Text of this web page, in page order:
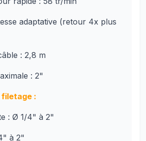
adaptative (retour 4x plus
: 2,8 m
: 2"
:
: Ø 1/4" à 2"
à 2"